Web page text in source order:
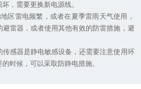
，需要更换新电源线。
雷电频繁，或者在夏季雷雨天气使用，
雷器，或者使用其他有效的防雷措施，避
感器是静电敏感设备，还需要注意使用环
时候，可以采取防静电措施。